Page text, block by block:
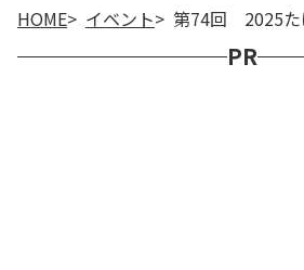
HOME イベント 第74回 2025た
PR